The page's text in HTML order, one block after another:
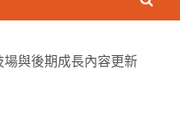
場與後期成長內容更新